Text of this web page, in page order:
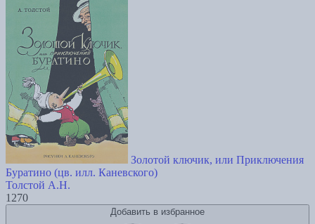
Золотой ключик, или Приключения
Буратино (цв. илл. Каневского)
Толстой А.Н.
1270
Добавить в избранное